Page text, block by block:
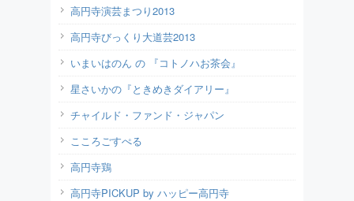
高円寺演芸まつり2013
高円寺びっくり大道芸2013
いまいはのん の 『コトノハお茶会』
星さいかの『ときめきダイアリー』
チャイルド・ファンド・ジャパン
こころごすぺる
高円寺鶏
高円寺PICKUP by ハッピー高円寺